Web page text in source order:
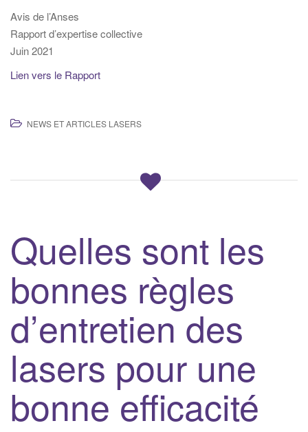
Avis de l’Anses
Rapport d’expertise collective
Juin 2021
Lien vers le Rapport
NEWS ET ARTICLES LASERS
Quelles sont les
bonnes règles
d’entretien des
lasers pour une
bonne efficacité